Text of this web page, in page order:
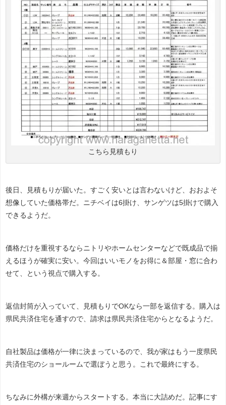
こちら見積もり
後日、見積もりが届いた。すごく安いとは言わないけど、おおよそ
想像していた価格帯だ。ニチベイは6掛け、サンゲツは5掛けで購入
できるようだ。
価格だけを重視するならニトリやホームセンターなどで既成品で揃
えるほうが確実に安い。今回はいいモノをお得に＆部屋・窓に合わ
せて、という視点で購入する。
返信封筒が入っていて、見積もりでOKなら一部を返信する。購入は
県民共済住宅を通すので、請求は県民共済住宅からとなるようだ。
自社製品は価格が一律に決まっているので、我が家はもう一度県民
共済住宅のショールームで選ぼうと思う。これで最終にする。
ちなみに外構が来週からスタートする。本当に大詰めだ。記事にす